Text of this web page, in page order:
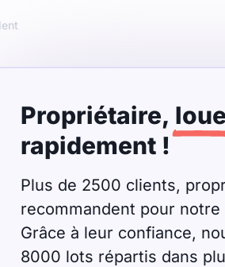
meublé
€
Propriétaire,
rapidement !
Plus de 2500 clients,
recommandent pour
Grâce à leur confiance,
8000 lots répartis dans